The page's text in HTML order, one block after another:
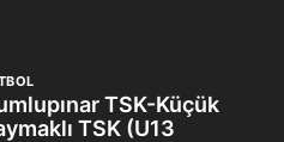
TSK-Küçük
TSK (U13